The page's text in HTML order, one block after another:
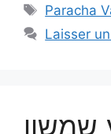
Paracha
Laisser
שמשון